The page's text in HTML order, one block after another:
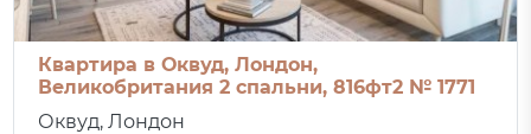
Квартира в Оквуд, Лондон,
Великобритания 2 спальни, 816фт2 № 1771
Оквуд, Лондон